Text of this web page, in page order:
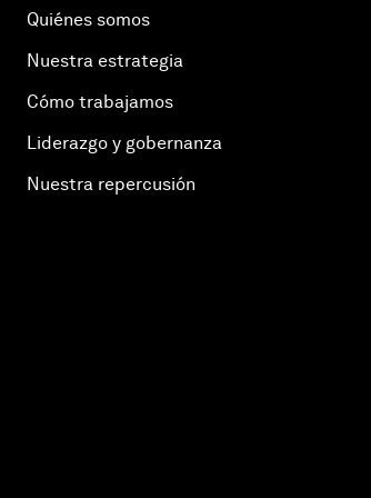
Quiénes somos
Nuestra estrategia
Cómo trabajamos
Liderazgo y gobernanza
Nuestra repercusión